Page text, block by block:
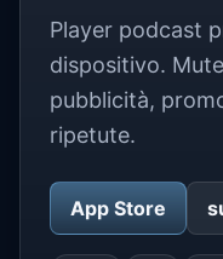
Player podcast
dispositivo.
pubblicità,
ripetute.
App Store